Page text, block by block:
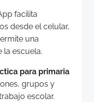
facilita
desde el celular,
una
la escuela.
para primaria
grupos y
escolar.